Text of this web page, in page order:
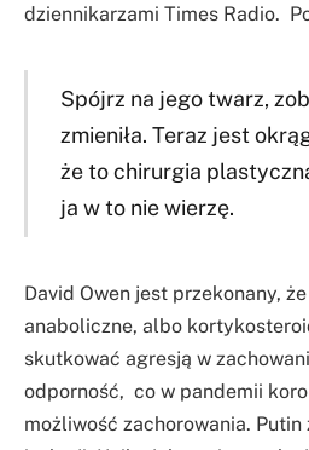
dziennikarzami Times Radio.
Spójrz na jego twarz,
zmieniła. Teraz jest
że to chirurgia
ja w to nie wierzę.
David Owen jest przekonany,
anaboliczne, albo
skutkować agresją w
odporność, co w pandemii
możliwość zachorowania. Putin